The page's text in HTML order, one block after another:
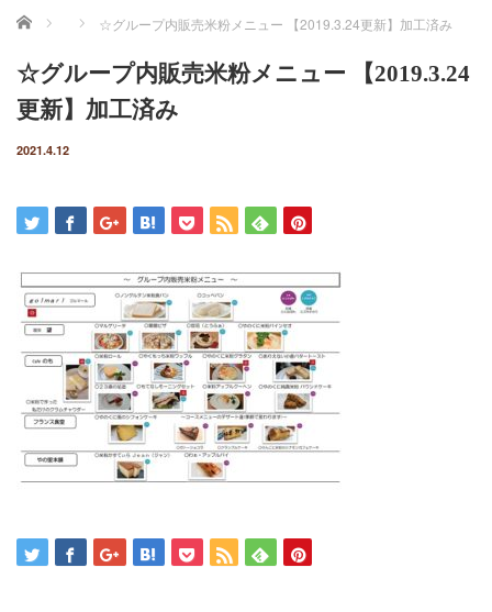
ホーム ☆グループ内販売米粉メニュー 【2019.3.24更新】加工済み
☆グループ内販売米粉メニュー 【2019.3.24
更新】加工済み
2021.4.12